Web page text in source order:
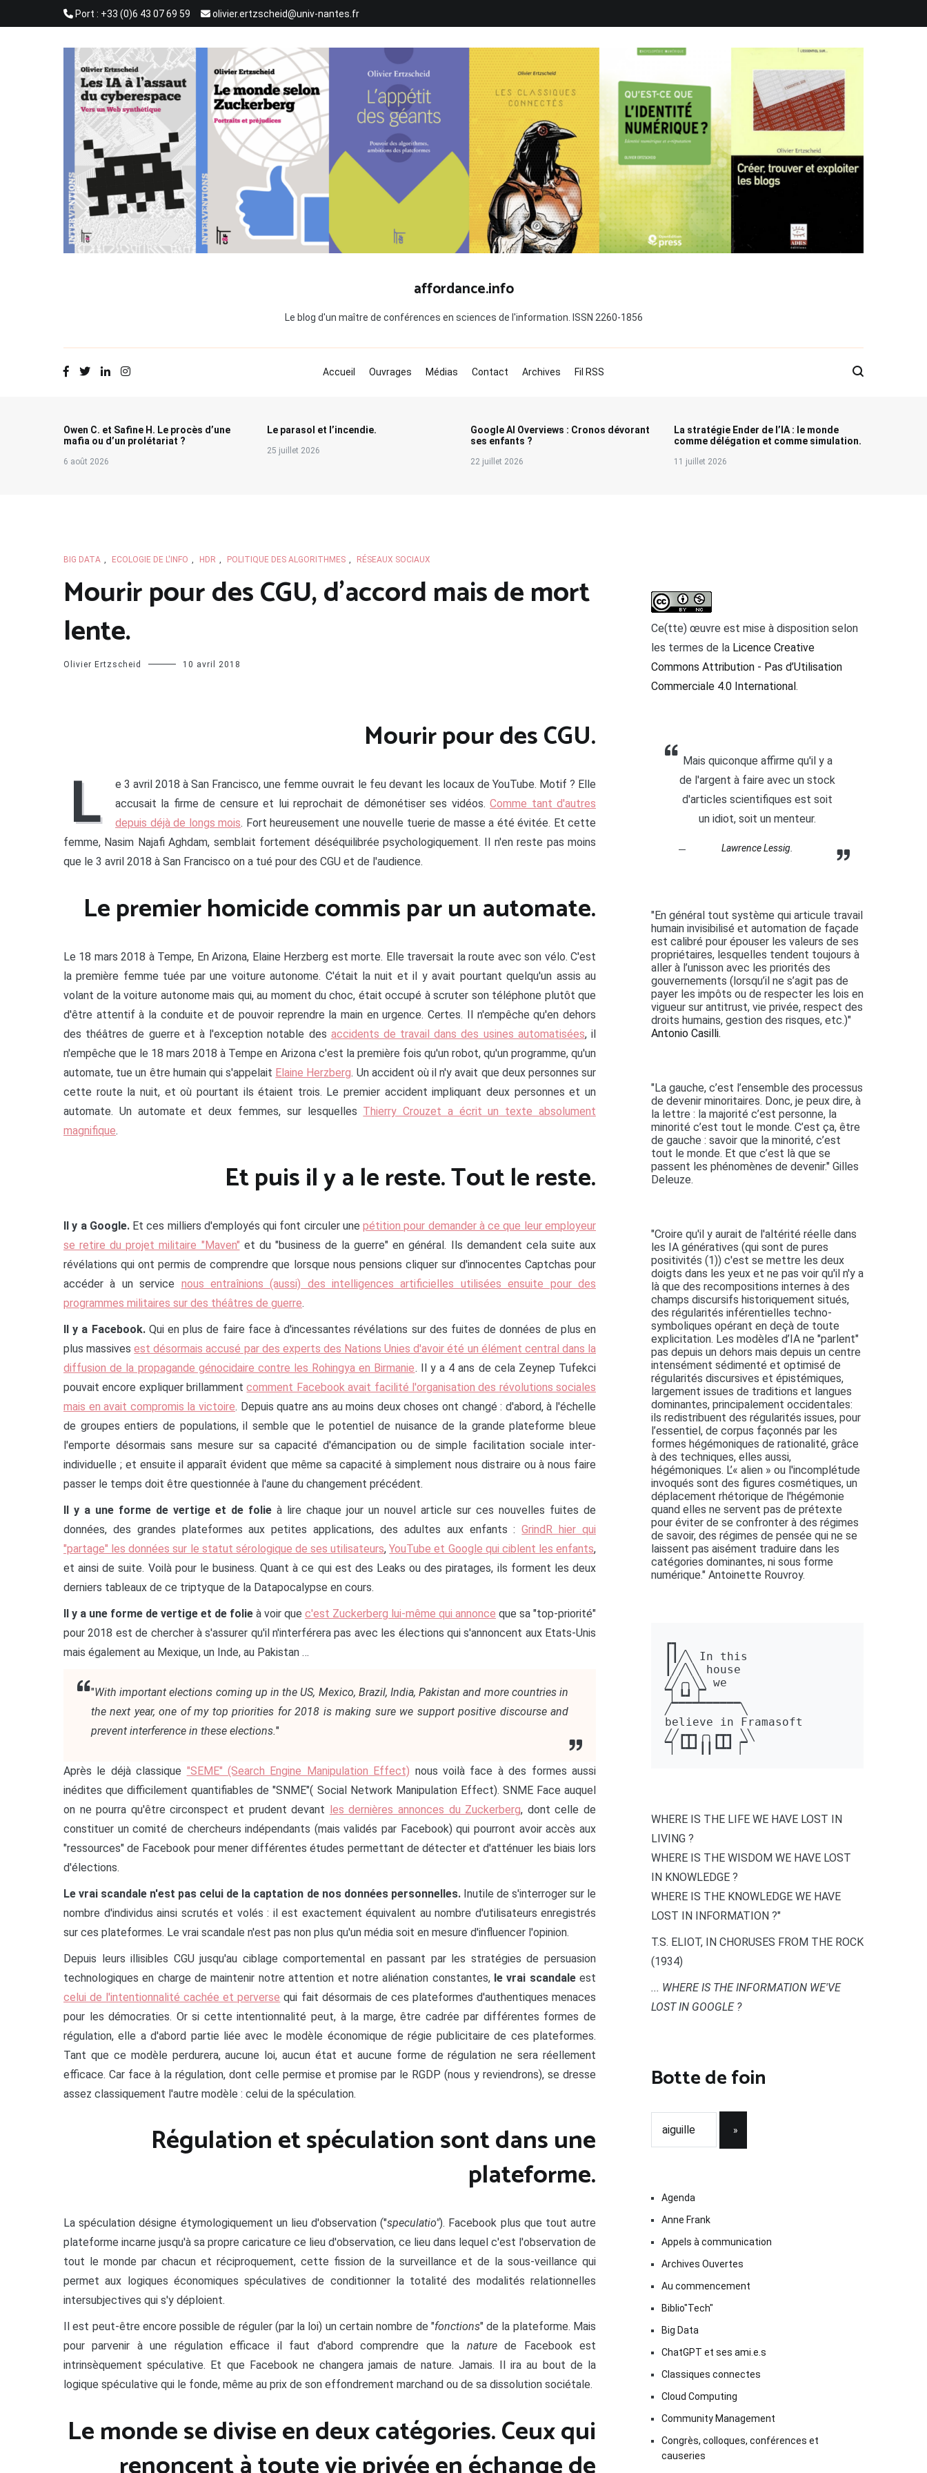
Port : +33 (0)6 43 07 69 59 olivier.ertzscheid@univ-nantes.fr
affordance.info
Le blog d'un maître de conférences en sciences de l'information. ISSN 2260-1856
Accueil Ouvrages Médias Contact Archives Fil RSS
Owen C. et Safine H. Le procès d’une
mafia ou d’un prolétariat ?
6 août 2026
Le parasol et l’incendie.
25 juillet 2026
Google AI Overviews : Cronos dévorant
ses enfants ?
22 juillet 2026
La stratégie Ender de l’IA : le monde
comme délégation et comme simulation.
11 juillet 2026
BIG DATA , ECOLOGIE DE L'INFO , HDR , POLITIQUE DES ALGORITHMES , RÉSEAUX SOCIAUX
Mourir pour des CGU, d’accord mais de mort
lente.
Olivier Ertzscheid 10 avril 2018
Mourir pour des CGU.
L
e 3 avril 2018 à San Francisco, une femme ouvrait le feu devant les locaux de YouTube. Motif ? Elle
accusait la firme de censure et lui reprochait de démonétiser ses vidéos.Comme tant d'autres
depuis déjà de longs mois. Fort heureusement une nouvelle tuerie de masse a été évitée. Et cette
femme, Nasim Najafi Aghdam, semblait fortement déséquilibrée psychologiquement. Il n'en reste pas moins
que le 3 avril 2018 à San Francisco on a tué pour des CGU et de l'audience.
Le premier homicide commis par un automate.
Le 18 mars 2018 à Tempe, En Arizona, Elaine Herzberg est morte. Elle traversait la route avec son vélo. C'est
la première femme tuée par une voiture autonome. C'était la nuit et il y avait pourtant quelqu'un assis au
volant de la voiture autonome mais qui, au moment du choc, était occupé à scruter son téléphone plutôt que
d'être attentif à la conduite et de pouvoir reprendre la main en urgence. Certes. Il n'empêche qu'en dehors
des théâtres de guerre et à l'exception notable des accidents de travail dans des usines automatisées, il
n'empêche que le 18 mars 2018 à Tempe en Arizona c'est la première fois qu'un robot, qu'un programme, qu'un
automate, tue un être humain qui s'appelait Elaine Herzberg. Un accident où il n'y avait que deux personnes sur
cette route la nuit, et où pourtant ils étaient trois. Le premier accident impliquant deux personnes et un
automate. Un automate et deux femmes, sur lesquelles Thierry Crouzet a écrit un texte absolument
magnifique.
Et puis il y a le reste. Tout le reste.
Il y a Google.Et ces milliers d'employés qui font circuler unepétition pour demander à ce que leur employeur
se retire du projet militaire "Maven" et du "business de la guerre" en général. Ils demandent cela suite aux
révélations qui ont permis de comprendre que lorsque nous pensions cliquer sur d'innocentes Captchas pour
accéder à un service nous entraînions (aussi) des intelligences artificielles utilisées ensuite pour des
programmes militaires sur des théâtres de guerre.
Il y a Facebook.Qui en plus de faire face à d'incessantes révélations sur des fuites de données de plus en
plus massivesest désormais accusé par des experts des Nations Unies d'avoir été un élément central dans la
diffusion de la propagande génocidaire contre les Rohingya en Birmanie. Il y a 4 ans de cela Zeynep Tufekci
pouvait encore expliquer brillammentcomment Facebook avait facilité l'organisation des révolutions sociales
mais en avait compromis la victoire. Depuis quatre ans au moins deux choses ont changé : d'abord, à l'échelle
de groupes entiers de populations, il semble que le potentiel de nuisance de la grande plateforme bleue
l'emporte désormais sans mesure sur sa capacité d'émancipation ou de simple facilitation sociale inter-
individuelle ; et ensuite il apparaît évident que même sa capacité à simplement nous distraire ou à nous faire
passer le temps doit être questionnée à l'aune du changement précédent.
Il y a une forme de vertige et de folie à lire chaque jour un nouvel article sur ces nouvelles fuites de
données, des grandes plateformes aux petites applications, des adultes aux enfants :GrindR hier qui
"partage" les données sur le statut sérologique de ses utilisateurs,YouTube et Google qui ciblent les enfants,
et ainsi de suite. Voilà pour le business. Quant à ce qui est des Leaks ou des piratages, ils forment les deux
derniers tableaux de ce triptyque de la Datapocalypse en cours.
Il y a une forme de vertige et de folie à voir que c'est Zuckerberg lui-même qui annonce que sa "top-priorité"
pour 2018 est de chercher à s'assurer qu'il n'interférera pas avec les élections qui s'annoncent aux Etats-Unis
mais également au Mexique, un Inde, au Pakistan …
"With important elections coming up in the US, Mexico, Brazil, India, Pakistan and more countries in
the next year, one of my top priorities for 2018 is making sure we support positive discourse and
prevent interference in these elections."
Après le déjà classique "SEME" (Search Engine Manipulation Effect) nous voilà face à des formes aussi
inédites que difficilement quantifiables de "SNME"( Social Network Manipulation Effect). SNME Face auquel
on ne pourra qu'être circonspect et prudent devant les dernières annonces du Zuckerberg, dont celle de
constituer un comité de chercheurs indépendants (mais validés par Facebook) qui pourront avoir accès aux
"ressources" de Facebook pour mener différentes études permettant de détecter et d'atténuer les biais lors
d'élections.
Le vrai scandale n'est pas celui de la captation de nos données personnelles.Inutile de s'interroger sur le
nombre d'individus ainsi scrutés et volés : il est exactement équivalent au nombre d'utilisateurs enregistrés
sur ces plateformes. Le vrai scandale n'est pas non plus qu'un média soit en mesure d'influencer l'opinion.
Depuis leurs illisibles CGU jusqu'au ciblage comportemental en passant par les stratégies de persuasion
technologiques en charge de maintenir notre attention et notre aliénation constantes, le vrai scandaleest
celui de l'intentionnalité cachée et perverse qui fait désormais de ces plateformes d'authentiques menaces
pour les démocraties. Or si cette intentionnalité peut, à la marge, être cadrée par différentes formes de
régulation, elle a d'abord partie liée avec le modèle économique de régie publicitaire de ces plateformes.
Tant que ce modèle perdurera, aucune loi, aucun état et aucune forme de régulation ne sera réellement
efficace. Car face à la régulation, dont celle permise et promise par le RGDP (nous y reviendrons), se dresse
assez classiquement l'autre modèle : celui de la spéculation.
Régulation et spéculation sont dans une
plateforme.
La spéculation désigne étymologiquement un lieu d'observation ("speculatio"). Facebook plus que tout autre
plateforme incarne jusqu'à sa propre caricature ce lieu d'observation, ce lieu dans lequel c'est l'observation de
tout le monde par chacun et réciproquement, cette fission de la surveillance et de la sous-veillance qui
permet aux logiques économiques spéculatives de conditionner la totalité des modalités relationnelles
intersubjectives qui s'y déploient.
Il est peut-être encore possible de réguler (par la loi) un certain nombre de "fonctions" de la plateforme. Mais
pour parvenir à une régulation efficace il faut d'abord comprendre que la naturede Facebook est
intrinsèquement spéculative. Et que Facebook ne changera jamais de nature. Jamais. Il ira au bout de la
logique spéculative qui le fonde, même au prix de son effondrement marchand ou de sa dissolution sociétale.
Le monde se divise en deux catégories. Ceux qui
Ce(tte) œuvre est mise à disposition selon
les termes de la Licence Creative
Commons Attribution - Pas d’Utilisation
Commerciale 4.0 International .
Mais quiconque affirme qu'il y a
de l'argent à faire avec un stock
d'articles scientifiques est soit
un idiot, soit un menteur.
Lawrence Lessig.
"En général tout système qui articule travail
humain invisibilisé et automation de façade
est calibré pour épouser les valeurs de ses
propriétaires, lesquelles tendent toujours à
aller à l’unisson avec les priorités des
gouvernements (lorsqu’il ne s’agit pas de
payer les impôts ou de respecter les lois en
vigueur sur antitrust, vie privée, respect des
droits humains, gestion des risques, etc.)"
Antonio Casilli.
"La gauche, c’est l’ensemble des processus
de devenir minoritaires. Donc, je peux dire, à
la lettre : la majorité c’est personne, la
minorité c’est tout le monde. C’est ça, être
de gauche : savoir que la minorité, c’est
tout le monde. Et que c’est là que se
passent les phénomènes de devenir." Gilles
Deleuze.
"Croire qu'il y aurait de l'altérité réelle dans
les IA génératives (qui sont de pures
positivités (1)) c'est se mettre les deux
doigts dans les yeux et ne pas voir qu'il n'y a
là que des recompositions internes à des
champs discursifs historiquement situés,
des régularités inférentielles techno-
symboliques opérant en deçà de toute
explicitation. Les modèles d’IA ne "parlent"
pas depuis un dehors mais depuis un centre
intensément sédimenté et optimisé de
régularités discursives et épistémiques,
largement issues de traditions et langues
dominantes, principalement occidentales:
ils redistribuent des régularités issues, pour
l’essentiel, de corpus façonnés par les
formes hégémoniques de rationalité, grâce
à des techniques, elles aussi,
hégémoniques. L’« alien » ou l'incomplétude
invoqués sont des figures cosmétiques, un
déplacement rhétorique de l'hégémonie
quand elles ne servent pas de prétexte
pour éviter de se confronter à des régimes
de savoir, des régimes de pensée qui ne se
laissent pas aisément traduire dans les
catégories dominantes, ni sous forme
numérique." Antoinette Rouvroy.
┏┓
┃┃╱╲ In this
┃╱╱╲╲ house
╱╱╭╮╲╲ we
▔▏┗┛▕▔
╱▔▔▔▔▔▔▔▔▔▔╲
believe in Framasoft
╱╱┏┳┓╭╮┏┳┓ ╲╲
▔▏┗┻┛┃┃┗┻┛▕▔
WHERE IS THE LIFE WE HAVE LOST IN
LIVING ?
WHERE IS THE WISDOM WE HAVE LOST
IN KNOWLEDGE ?
WHERE IS THE KNOWLEDGE WE HAVE
LOST IN INFORMATION ?"
T.S. ELIOT, IN CHORUSES FROM THE ROCK
(1934)
... WHERE IS THE INFORMATION WE'VE
LOST IN GOOGLE ?
Botte de foin
Agenda
Anne Frank
Appels à communication
Archives Ouvertes
Au commencement
Biblio"Tech"
Big Data
ChatGPT et ses ami.e.s
Classiques connectes
Cloud Computing
Community Management
Congrès, colloques, conférences et
causeries